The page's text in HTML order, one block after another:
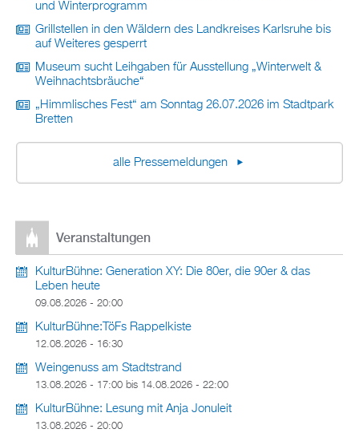
und Winterprogramm
Grillstellen in den Wäldern des Landkreises Karlsruhe bis
auf Weiteres gesperrt
Museum sucht Leihgaben für Ausstellung „Winterwelt &
Weihnachtsbräuche“
„Himmlisches Fest“ am Sonntag 26.07.2026 im Stadtpark
Bretten
alle Pressemeldungen
Veranstaltungen
KulturBühne: Generation XY: Die 80er, die 90er & das
Leben heute
09.08.2026 - 20:00
KulturBühne:TöFs Rappelkiste
12.08.2026 - 16:30
Weingenuss am Stadtstrand
13.08.2026 - 17:00 bis 14.08.2026 - 22:00
KulturBühne: Lesung mit Anja Jonuleit
13.08.2026 - 20:00